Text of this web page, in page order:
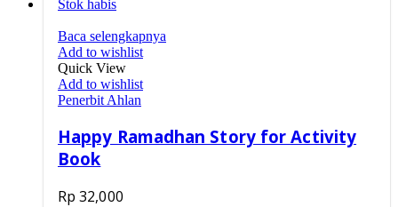
Stok habis
Baca selengkapnya
Add to wishlist
Quick View
Add to wishlist
Penerbit Ahlan
Happy Ramadhan Story for Activity
Book
Rp 32,000